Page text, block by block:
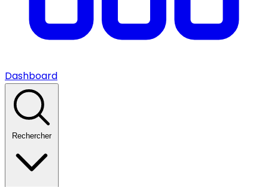
Dashboard
Rechercher